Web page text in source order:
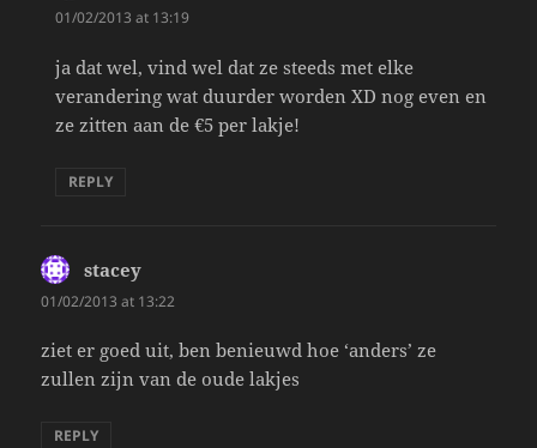
01/02/2013 at 13:19
ja dat wel, vind wel dat ze steeds met elke
verandering wat duurder worden XD nog even en
ze zitten aan de €5 per lakje!
REPLY
stacey
01/02/2013 at 13:22
ziet er goed uit, ben benieuwd hoe ‘anders’ ze
zullen zijn van de oude lakjes
REPLY